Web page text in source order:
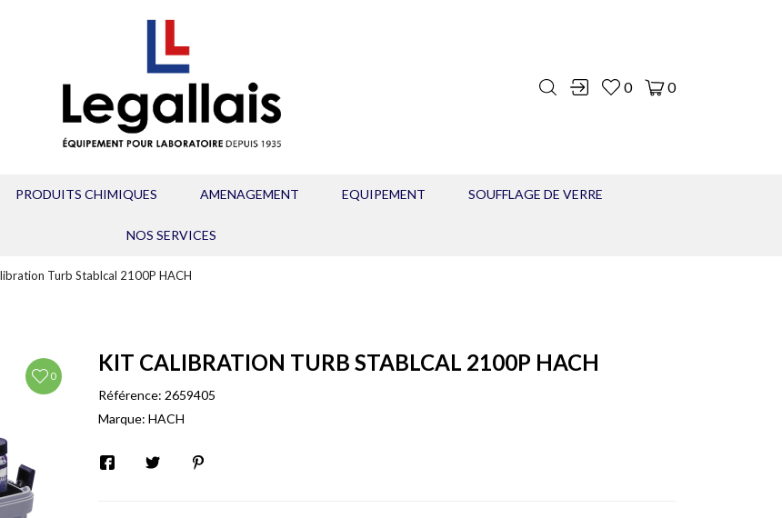
0 0
PRODUITS CHIMIQUES AMENAGEMENT EQUIPEMENT SOUFFLAGE DE VERRE
NOS SERVICES
Turb Stablcal 2100P HACH
0
KIT CALIBRATION TURB STABLCAL 2100P HACH
Référence: 2659405
Marque: HACH